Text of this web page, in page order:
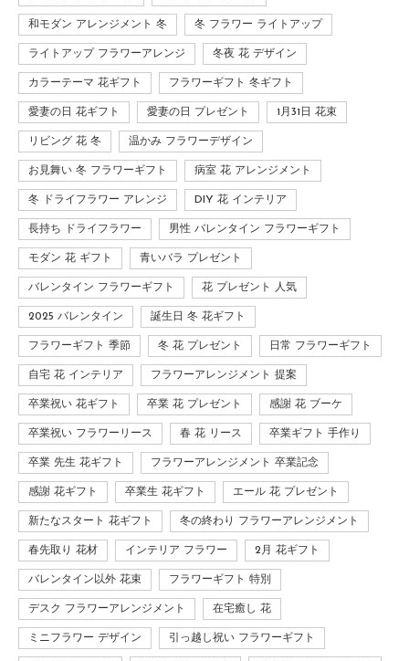
和モダン アレンジメント 冬 冬 フラワー ライトアップ
ライトアップ フラワーアレンジ 冬夜 花 デザイン
カラーテーマ 花ギフト フラワーギフト 冬ギフト
愛妻の日 花ギフト 愛妻の日 プレゼント 1月31日 花束
リビング 花 冬 温かみ フラワーデザイン
お見舞い 冬 フラワーギフト 病室 花 アレンジメント
冬 ドライフラワー アレンジ DIY 花 インテリア
長持ち ドライフラワー 男性 バレンタイン フラワーギフト
モダン 花 ギフト 青いバラ プレゼント
バレンタイン フラワーギフト 花 プレゼント 人気
2025 バレンタイン 誕生日 冬 花ギフト
フラワーギフト 季節 冬 花 プレゼント 日常 フラワーギフト
自宅 花 インテリア フラワーアレンジメント 提案
卒業祝い 花ギフト 卒業 花 プレゼント 感謝 花 ブーケ
卒業祝い フラワーリース 春 花 リース 卒業ギフト 手作り
卒業 先生 花ギフト フラワーアレンジメント 卒業記念
感謝 花ギフト 卒業生 花ギフト エール 花 プレゼント
新たなスタート 花ギフト 冬の終わり フラワーアレンジメント
春先取り 花材 インテリア フラワー 2月 花ギフト
バレンタイン以外 花束 フラワーギフト 特別
デスク フラワーアレンジメント 在宅癒し 花
ミニフラワー デザイン 引っ越し祝い フラワーギフト